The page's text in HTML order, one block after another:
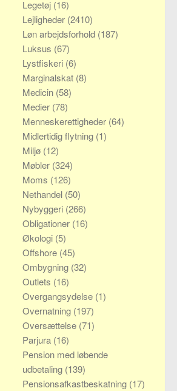
Legetøj (16)
Lejligheder (2410)
Løn arbejdsforhold (187)
Luksus (67)
Lystfiskeri (6)
Marginalskat (8)
Medicin (58)
Medier (78)
Menneskerettigheder (64)
Midlertidig flytning (1)
Miljø (12)
Møbler (324)
Moms (126)
Nethandel (50)
Nybyggeri (266)
Obligationer (16)
Økologi (5)
Offshore (45)
Ombygning (32)
Outlets (16)
Overgangsydelse (1)
Overnatning (197)
Oversættelse (71)
Parjura (16)
Pension med løbende
udbetaling (139)
Pensionsafkastbeskatning (17)